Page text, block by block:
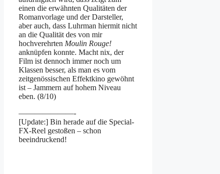
einen die erwähnten Qualitäten der
Romanvorlage und der Darsteller,
aber auch, dass Luhrman hiermit nicht
an die Qualität des von mir
hochverehrten Moulin Rouge!
anknüpfen konnte. Macht nix, der
Film ist dennoch immer noch um
Klassen besser, als man es vom
zeitgenössischen Effektkino gewöhnt
ist – Jammern auf hohem Niveau
eben. (8/10)
———————-
[Update:] Bin herade auf die Special-
FX-Reel gestoßen – schon
beeindruckend!